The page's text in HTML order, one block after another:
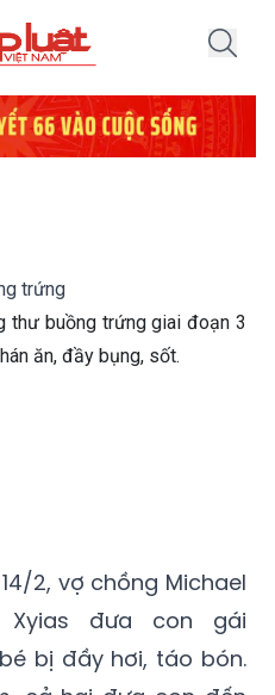
trứng
ăn, đầy bụng, sốt.
bị đầy hơi, táo bón.
cả hai đưa con đến
Rite để kiểm tra